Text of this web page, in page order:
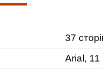
37
Arial, 11